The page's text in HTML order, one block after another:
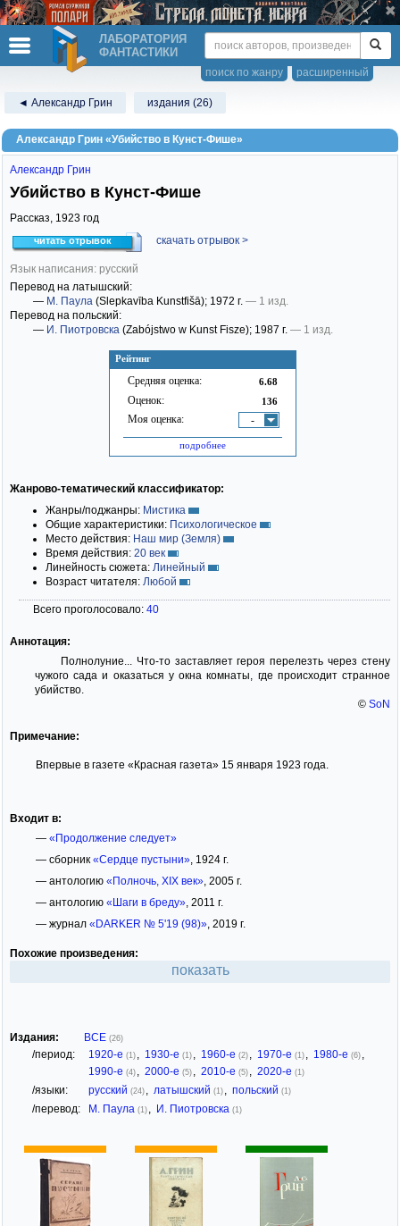
ЛАБОРАТОРИЯ
ФАНТАСТИКИ
расширенный
поиск по жанру
◄ Александр Грин издания (26)
Александр Грин «Убийство в Кунст-Фише»
Рейтинг
Средняя оценка: 6.68
Оценок: 136
Моя оценка: -
подробнее
Александр Грин
Убийство в Кунст-Фише
Рассказ, 1923 год
читать отрывок скачать отрывок >
Язык написания: русский
Перевод на латышский:
— М. Паула (Slepkavība Kunstfišā); 1972 г. — 1 изд.
Перевод на польский:
— И. Пиотровска (Zabójstwo w Kunst Fisze); 1987 г. — 1 изд.
Жанрово-тематический классификатор:
Жанры/поджанры: Мистика
Общие характеристики: Психологическое
Место действия: Наш мир (Земля)
Время действия: 20 век
Линейность сюжета: Линейный
Возраст читателя: Любой
Всего проголосовало: 40
Аннотация:
Полнолуние... Что-то заставляет героя перелезть через стену
чужого сада и оказаться у окна комнаты, где происходит странное
убийство.
© SoN
Примечание:
Впервые в газете «Красная газета» 15 января 1923 года.
Входит в:
— «Продолжение следует»
— сборник «Сердце пустыни», 1924 г.
— антологию «Полночь, XIX век», 2005 г.
— антологию «Шаги в бреду», 2011 г.
— журнал «DARKER № 5'19 (98)», 2019 г.
Похожие произведения:
показать
Издания: ВСЕ (26)
/период: 1920-е (1) , 1930-е (1) , 1960-е (2) , 1970-е (1) , 1980-е (6) ,
1990-е (4) , 2000-е (5) , 2010-е (5) , 2020-е (1)
/языки: русский (24) , латышский (1) , польский (1)
/перевод: М. Паула (1) , И. Пиотровска (1)